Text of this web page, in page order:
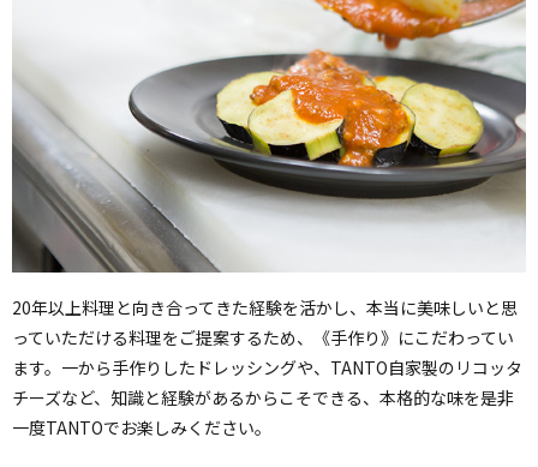
20年以上料理と向き合ってきた経験を活かし、本当に美味しいと思
っていただける料理をご提案するため、《手作り》にこだわってい
ます。一から手作りしたドレッシングや、TANTO自家製のリコッタ
チーズなど、知識と経験があるからこそできる、本格的な味を是非
一度TANTOでお楽しみください。